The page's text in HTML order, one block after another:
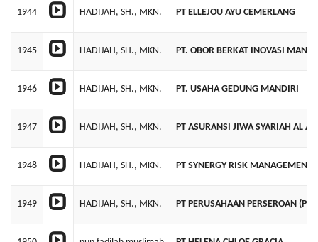
1944 HADIJAH, SH., MKN. PT ELLEJOU AYU CEMERLANG
1945 HADIJAH, SH., MKN. PT. OBOR BERKAT INOVASI
1946 HADIJAH, SH., MKN. PT. USAHA GEDUNG MANDIRI
1947 HADIJAH, SH., MKN. PT ASURANSI JIWA SYARIAH AL
1948 HADIJAH, SH., MKN. PT SYNERGY RISK MANAGEMENT
1949 HADIJAH, SH., MKN. PT PERUSAHAAN PERSEROAN